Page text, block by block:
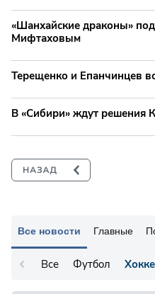
Все новости Главные
Все Футбол
«Шанхайские драконы»
Мифтаховым
Терещенко и Епанчинцев
В «Сибири» ждут решения